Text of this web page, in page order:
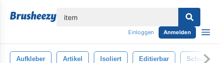
Einloggen Anmelden
Aufkleber Artikel Isoliert Editierbar Schablone